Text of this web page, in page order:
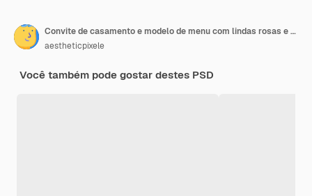
Convite de casamento e modelo de menu com lindas rosas e decoração de folhas
aestheticpixele
Você também pode gostar destes PSD